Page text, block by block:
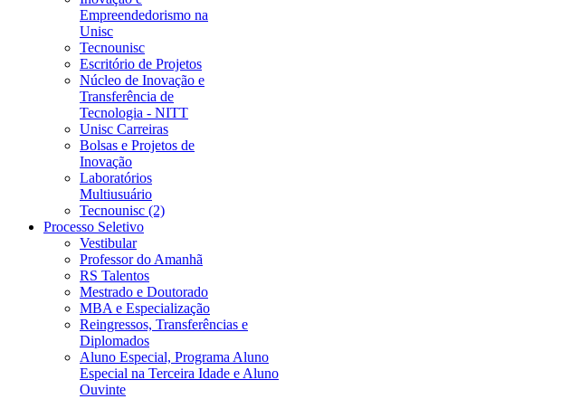
Empreendedorismo na
Unisc
Tecnounisc
Escritório de Projetos
Núcleo de Inovação e
Transferência de
Tecnologia - NITT
Unisc Carreiras
Bolsas e Projetos de
Inovação
Laboratórios
Multiusuário
Tecnounisc (2)
Processo Seletivo
Vestibular
Professor do Amanhã
RS Talentos
Mestrado e Doutorado
MBA e Especialização
Reingressos, Transferências e
Diplomados
Aluno Especial, Programa Aluno
Especial na Terceira Idade e Aluno
Ouvinte